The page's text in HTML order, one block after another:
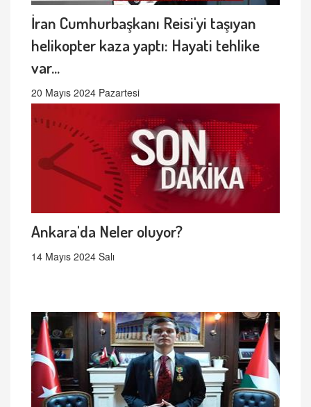
İran Cumhurbaşkanı Reisi'yi taşıyan
helikopter kaza yaptı: Hayati tehlike
var...
20 Mayıs 2024 Pazartesi
Ankara'da Neler oluyor?
14 Mayıs 2024 Salı